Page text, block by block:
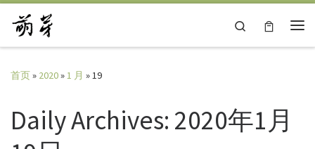
Skip to content
Search
首页» 2020»1 月 »19
Daily Archives: 2020年1月